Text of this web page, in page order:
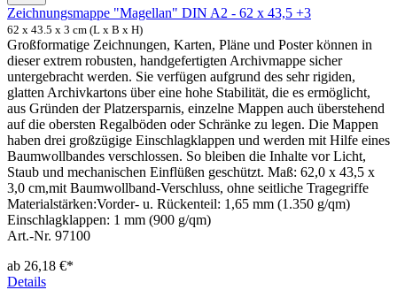
Zeichnungsmappe "Magellan" DIN A2 - 62 x 43,5 +3
62 x 43.5 x 3 cm (L x B x H)
Großformatige Zeichnungen, Karten, Pläne und Poster können in
dieser extrem robusten, handgefertigten Archivmappe sicher
untergebracht werden. Sie verfügen aufgrund des sehr rigiden,
glatten Archivkartons über eine hohe Stabilität, die es ermöglicht,
aus Gründen der Platzersparnis, einzelne Mappen auch überstehend
auf die obersten Regalböden oder Schränke zu legen. Die Mappen
haben drei großzügige Einschlagklappen und werden mit Hilfe eines
Baumwollbandes verschlossen. So bleiben die Inhalte vor Licht,
Staub und mechanischen Einflüßen geschützt. Maß: 62,0 x 43,5 x
3,0 cm,mit Baumwollband-Verschluss, ohne seitliche Tragegriffe
Materialstärken:Vorder- u. Rückenteil: 1,65 mm (1.350 g/qm)
Einschlagklappen: 1 mm (900 g/qm)
Art.-Nr. 97100
ab 26,18 €*
Details